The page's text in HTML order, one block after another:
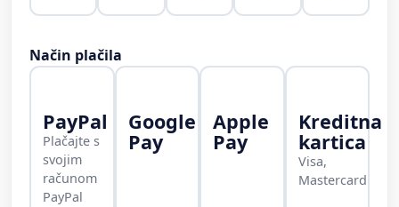
Način plačila
PayPal
Plačajte s
svojim
računom
PayPal
Google
Pay
Apple
Pay
Kreditna
kartica
Visa,
Mastercard